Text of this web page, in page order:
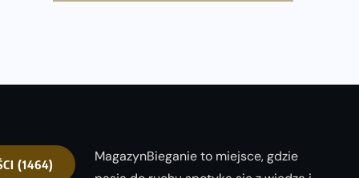
(1464)
MagazynBieganie to miejsce, gdzie